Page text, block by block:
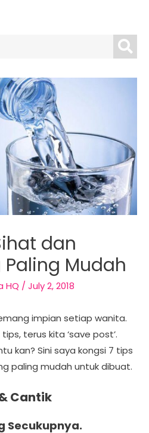
dan
Mudah
HQ /July 2, 2018
impian setiap wanita.
terus kita ‘save post’.
kan? Sini saya kongsi 7 tips
paling mudah untuk dibuat.
Cantik
Secukupnya.